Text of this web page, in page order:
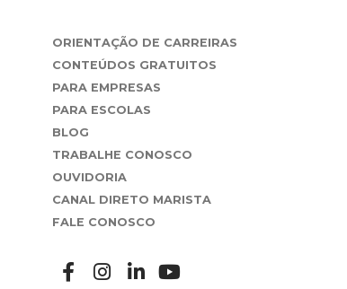
ORIENTAÇÃO DE CARREIRAS
CONTEÚDOS GRATUITOS
PARA EMPRESAS
PARA ESCOLAS
BLOG
TRABALHE CONOSCO
OUVIDORIA
CANAL DIRETO MARISTA
FALE CONOSCO